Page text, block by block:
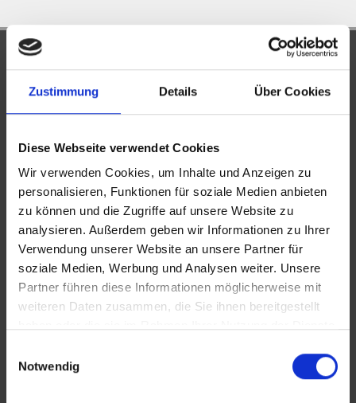
Zustimmung Details Über Cookies
Diese Webseite verwendet Cookies
Wir verwenden Cookies, um Inhalte und Anzeigen zu
personalisieren, Funktionen für soziale Medien anbieten
zu können und die Zugriffe auf unsere Website zu
analysieren. Außerdem geben wir Informationen zu Ihrer
Verwendung unserer Website an unsere Partner für
soziale Medien, Werbung und Analysen weiter. Unsere
Partner führen diese Informationen möglicherweise mit
weiteren Daten zusammen, die Sie ihnen bereitgestellt
Notwendig
UNSERE PARTNER &
AUSZEICHNUNGEN
KONTAKT